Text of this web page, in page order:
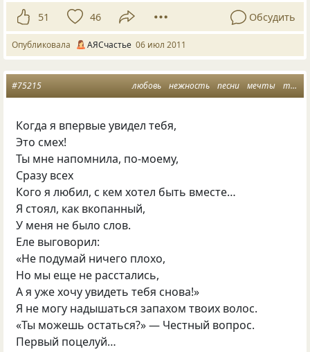
51 46 Обсудить
Опубликовала АЯСчастье 06 июл 2011
любовь нежность песни мечты токио
#75215
Когда я впервые увидел тебя,
Это смех!
Ты мне напомнила, по-моему,
Сразу всех
Кого я любил, с кем хотел быть вместе…
Я стоял, как вкопанный,
У меня не было слов.
Еле выговорил:
«Не подумай ничего плохо,
Но мы еще не расстались,
А я уже хочу увидеть тебя снова!»
Я не могу надышаться запахом твоих волос.
«Ты можешь остаться?» — Честный вопрос.
Первый поцелуй…